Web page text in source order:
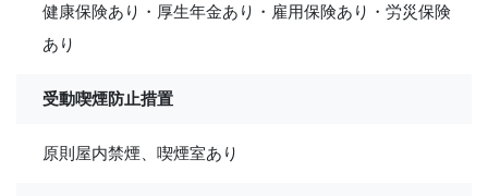
健康保険あり・厚生年金あり・雇用保険あり・労災保険
あり
受動喫煙防止措置
原則屋内禁煙、喫煙室あり